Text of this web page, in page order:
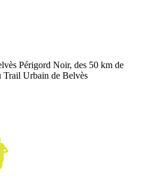
Périgord Noir, des 50 km de
Trail Urbain de Belvès